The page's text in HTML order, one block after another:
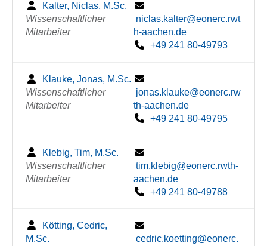
Kalter, Niclas, M.Sc.
Wissenschaftlicher
Mitarbeiter
niclas.kalter@eonerc.rwt
h-aachen.de
+49 241 80-49793
Klauke, Jonas, M.Sc.
Wissenschaftlicher
Mitarbeiter
jonas.klauke@eonerc.rw
th-aachen.de
+49 241 80-49795
Klebig, Tim, M.Sc.
Wissenschaftlicher
Mitarbeiter
tim.klebig@eonerc.rwth-
aachen.de
+49 241 80-49788
Kötting, Cedric,
M.Sc.
cedric.koetting@eonerc.